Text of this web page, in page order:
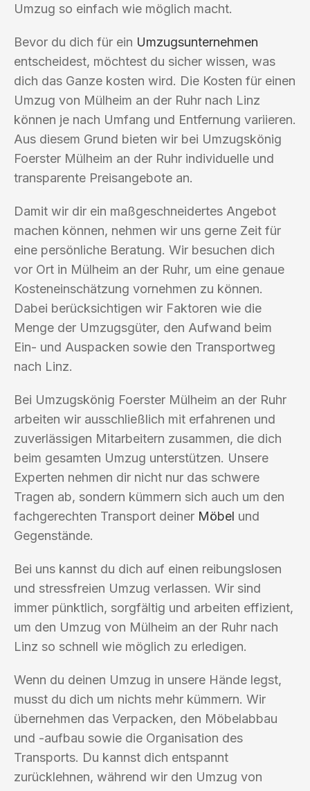
Umzug so einfach wie möglich macht.
Bevor du dich für ein Umzugsunternehmen
entscheidest, möchtest du sicher wissen, was
dich das Ganze kosten wird. Die Kosten für einen
Umzug von Mülheim an der Ruhr nach Linz
können je nach Umfang und Entfernung variieren.
Aus diesem Grund bieten wir bei Umzugskönig
Foerster Mülheim an der Ruhr individuelle und
transparente Preisangebote an.
Damit wir dir ein maßgeschneidertes Angebot
machen können, nehmen wir uns gerne Zeit für
eine persönliche Beratung. Wir besuchen dich
vor Ort in Mülheim an der Ruhr, um eine genaue
Kosteneinschätzung vornehmen zu können.
Dabei berücksichtigen wir Faktoren wie die
Menge der Umzugsgüter, den Aufwand beim
Ein- und Auspacken sowie den Transportweg
nach Linz.
Bei Umzugskönig Foerster Mülheim an der Ruhr
arbeiten wir ausschließlich mit erfahrenen und
zuverlässigen Mitarbeitern zusammen, die dich
beim gesamten Umzug unterstützen. Unsere
Experten nehmen dir nicht nur das schwere
Tragen ab, sondern kümmern sich auch um den
fachgerechten Transport deiner Möbel und
Gegenstände.
Bei uns kannst du dich auf einen reibungslosen
und stressfreien Umzug verlassen. Wir sind
immer pünktlich, sorgfältig und arbeiten effizient,
um den Umzug von Mülheim an der Ruhr nach
Linz so schnell wie möglich zu erledigen.
Wenn du deinen Umzug in unsere Hände legst,
musst du dich um nichts mehr kümmern. Wir
übernehmen das Verpacken, den Möbelabbau
und -aufbau sowie die Organisation des
Transports. Du kannst dich entspannt
zurücklehnen, während wir den Umzug von